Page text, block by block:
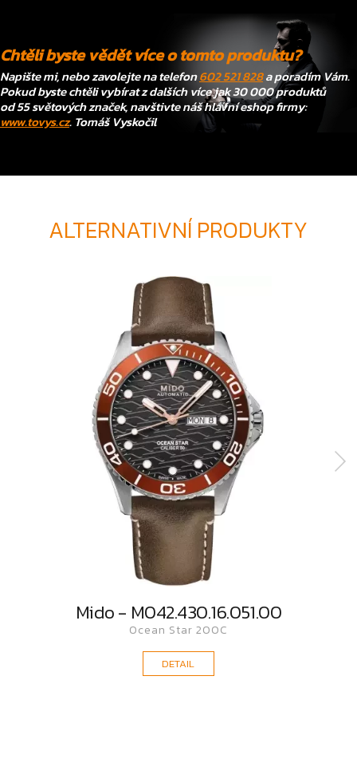
Chtěli byste vědět více o tomto produktu?
Napište mi, nebo zavolejte na telefon602 521 828a poradím Vám.
Pokud byste chtěli vybírat z dalších více jak 30 000 produktů
od 55 světových značek, navštivte náš hlavní eshop firmy:
www.tovys.cz. Tomáš Vyskočil
ALTERNATIVNÍ PRODUKTY
Mido - M042.430.16.051.00
Ocean Star 200C
DETAIL